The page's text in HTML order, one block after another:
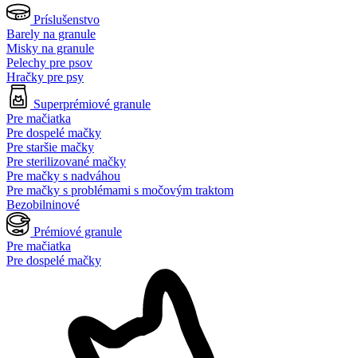
Príslušenstvo
Barely na granule
Misky na granule
Pelechy pre psov
Hračky pre psy
Superprémiové granule
Pre mačiatka
Pre dospelé mačky
Pre staršie mačky
Pre sterilizované mačky
Pre mačky s nadváhou
Pre mačky s problémami s močovým traktom
Bezobilninové
Prémiové granule
Pre mačiatka
Pre dospelé mačky